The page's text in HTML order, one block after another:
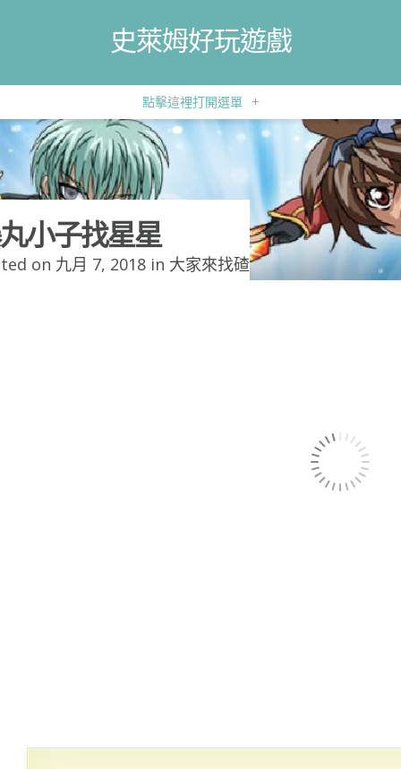
史萊姆好玩遊戲
點擊這裡打開選單 +
小子找星星
on 九月 7, 2018 in 大家來找碴